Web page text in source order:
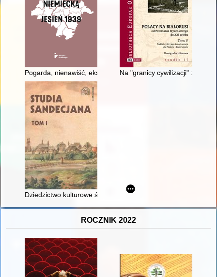
Pogarda, nienawiść, eksterminacja : publiczne i tajne
Na "granicy cywilizacji" :
Dziedzictwo kulturowe św. Kingi na wystawie dzieł sztuki z
ROCZNIK 2022